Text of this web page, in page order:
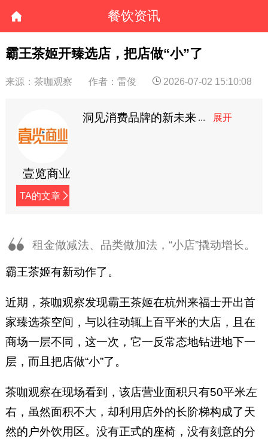
餐饮资讯
霸王茶姬开臻选店，把店做“小”了
来源：茶咖观察 作者：雷俊 2026-07-02 15:10:08
壹览商业
TA的文章
洞见消费品牌的新未来
租金做减法、品类做加法，“小店”撬动增长。
霸王茶姬有新动作了。
近期，茶咖观察发现霸王茶姬在杭州来福士开出首
家臻选茶空间，与以往动辄上百平米的大店，且在
商场一层不同，这一次，它一反常态地钻进地下一
层，而且把店做“小”了。
茶咖观察在现场看到，该店营业面积只有50平米左
右，虽然面积不大，却利用店外的长阶梯构成了天
然的户外饮用区。没有正式的座椅，没有刻意的分